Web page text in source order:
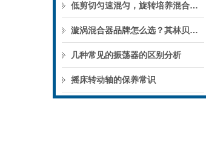
低剪切匀速混匀，旋转培养混合器守护生物样品完整活性
漩涡混合器品牌怎么选？其林贝尔仪器选购参考
几种常见的振荡器的区别分析
摇床转动轴的保养常识